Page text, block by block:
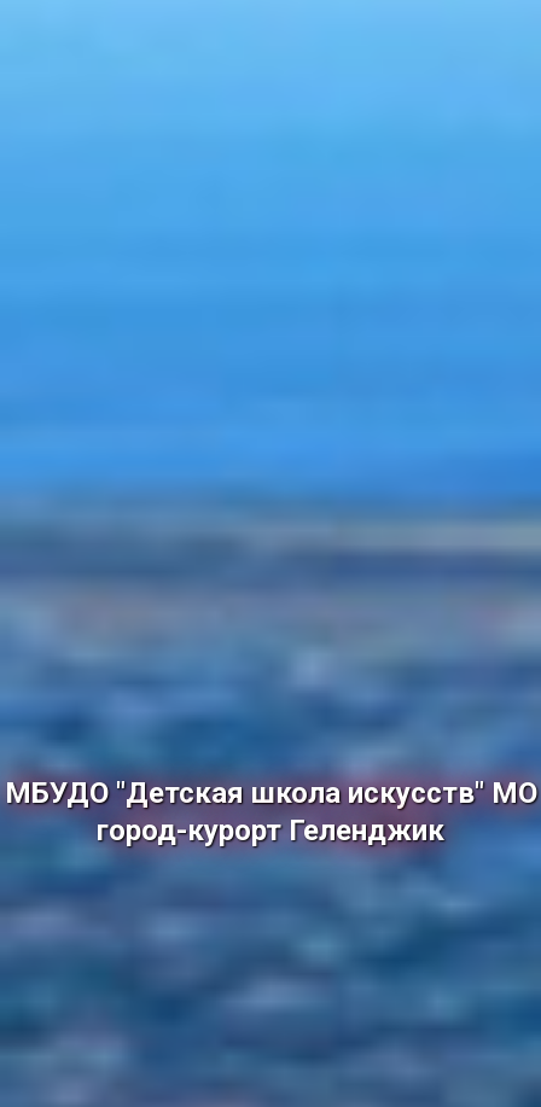
МБУДО "Детская школа искусств" МО
город-курорт Геленджик